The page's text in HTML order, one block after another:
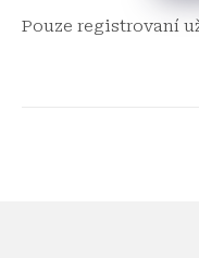
Pouze registrovaní